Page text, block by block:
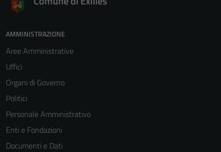
AMMINISTRAZIONE
Aree Amministrative
Uffici
Organi di Governo
Politici
Personale Amministrativo
Enti e Fondazioni
Documenti e Dati